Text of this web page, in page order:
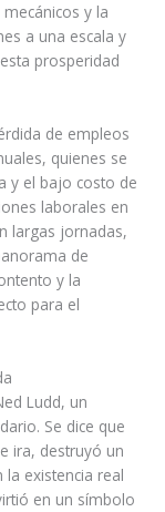
y la
a una escala y
prosperidad
de empleos
quienes se
y el bajo costo de
laborales en
largas jornadas,
de
y la
para el
Ludd, un
Se dice que
ira, destruyó un
la existencia real
en un símbolo